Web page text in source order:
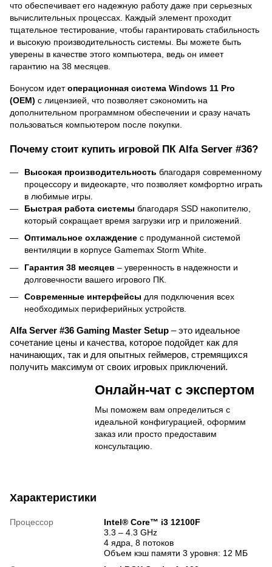
что обеспечивает его надежную работу даже при серьезных
вычислительных процессах. Каждый элемент проходит
тщательное тестирование, чтобы гарантировать стабильность
и высокую производительность системы. Вы можете быть
уверены в качестве этого компьютера, ведь он имеет
гарантию на 38 месяцев.
Бонусом идетоперационная система Windows 11 Pro
(OEM) с лицензией, что позволяет сэкономить на
дополнительном программном обеспечении и сразу начать
пользоваться компьютером после покупки.
Почему стоит купить игровой ПК Alfa Server #36?
Высокая производительность благодаря современному
процессору и видеокарте, что позволяет комфортно играть
в любимые игры.
Быстрая работа системы благодаря SSD накопителю,
который сокращает время загрузки игр и приложений.
Оптимальное охлаждение с продуманной системой
вентиляции в корпусе Gamemax Storm White.
Гарантия 38 месяцев – уверенность в надежности и
долговечности вашего игрового ПК.
Современные интерфейсы для подключения всех
необходимых периферийных устройств.
Alfa Server #36 Gaming Master Setup – это идеальное
сочетание цены и качества, которое подойдет как для
начинающих, так и для опытных геймеров, стремящихся
получить максимум от своих игровых приключений.
Онлайн-чат с экспертом
Мы поможем вам определиться с
идеальной конфигурацией, оформим
заказ или просто предоставим
консультацию.
Характеристики
Процессор
Intel® Core™ i3 12100F
3.3 – 4.3 GHz
4 ядра, 8 потоков
Объем кэш памяти 3 уровня: 12 МБ